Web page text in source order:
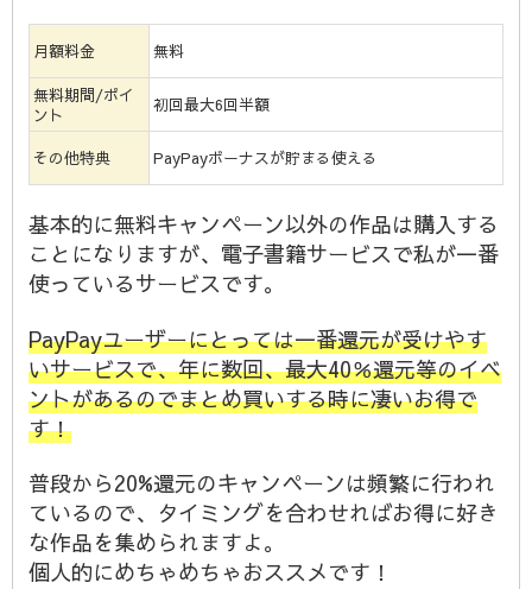
月額料金 無料
無料期間/ポイ
ント
初回最大6回半額
その他特典 PayPayボーナスが貯まる使える
基本的に無料キャンペーン以外の作品は購入する
ことになりますが、電子書籍サービスで私が一番
使っているサービスです。
PayPayユーザーにとっては一番還元が受けやす
いサービスで、年に数回、最大40％還元等のイベ
ントがあるのでまとめ買いする時に凄いお得で
す！
普段から20%還元のキャンペーンは頻繁に行われ
ているので、タイミングを合わせればお得に好き
な作品を集められますよ。
個人的にめちゃめちゃおススメです！